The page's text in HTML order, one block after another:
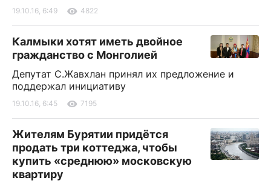
19.10.16, 6:49 4822
Калмыки хотят иметь двойное
гражданство с Монголией
Депутат С.Жавхлан принял их предложение и
поддержал инициативу
19.10.16, 6:45 7195
Жителям Бурятии придётся
продать три коттеджа, чтобы
купить «среднюю» московскую
квартиру